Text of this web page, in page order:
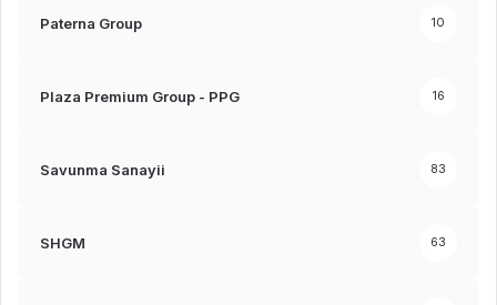
Paterna Group 10
Plaza Premium Group - PPG 16
Savunma Sanayii 83
SHGM 63